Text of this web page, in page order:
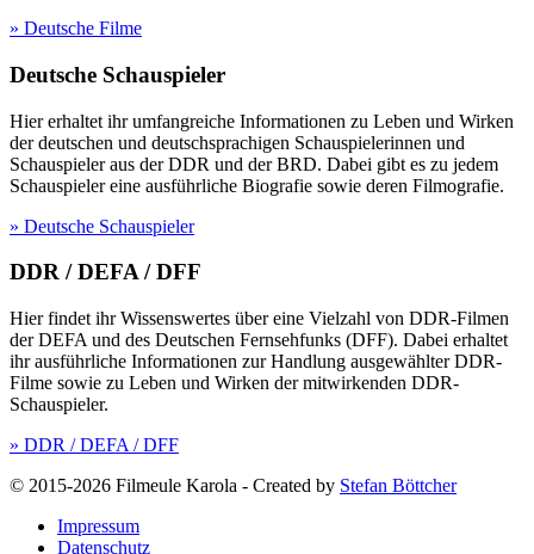
» Deutsche Filme
Deutsche Schauspieler
Hier erhaltet ihr umfangreiche Informationen zu Leben und Wirken
der deutschen und deutschsprachigen Schauspielerinnen und
Schauspieler aus der DDR und der BRD. Dabei gibt es zu jedem
Schauspieler eine ausführliche Biografie sowie deren Filmografie.
» Deutsche Schauspieler
DDR / DEFA / DFF
Hier findet ihr Wissenswertes über eine Vielzahl von DDR-Filmen
der DEFA und des Deutschen Fernsehfunks (DFF). Dabei erhaltet
ihr ausführliche Informationen zur Handlung ausgewählter DDR-
Filme sowie zu Leben und Wirken der mitwirkenden DDR-
Schauspieler.
» DDR / DEFA / DFF
© 2015-2026 Filmeule Karola - Created by Stefan Böttcher
Impressum
Datenschutz